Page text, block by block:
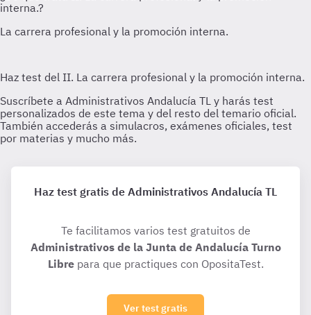
Haz test gratis de Administrativos Andalucía TL
Te facilitamos varios test gratuitos de
Administrativos de la Junta de Andalucía Turno
Librepara que practiques con OpositaTest.
Ver test gratis